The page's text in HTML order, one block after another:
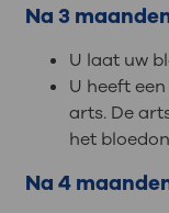
Na 3
U laat uw
U heeft
arts. De
het
Na 4